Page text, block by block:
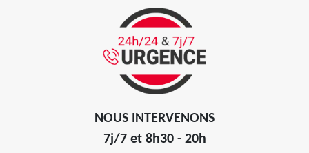
NOUS INTERVENONS
7j/7 et 8h30 - 20h